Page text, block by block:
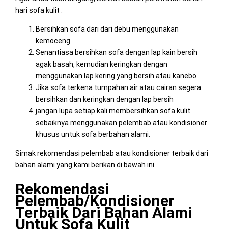
hari sofa kulit :
Bersihkan sofa dari dari debu menggunakan
kemoceng
Senantiasa bersihkan sofa dengan lap kain bersih
agak basah, kemudian keringkan dengan
menggunakan lap kering yang bersih atau kanebo
Jika sofa terkena tumpahan air atau cairan segera
bersihkan dan keringkan dengan lap bersih
jangan lupa setiap kali membersihkan sofa kulit
sebaiknya menggunakan pelembab atau kondisioner
khusus untuk sofa berbahan alami.
Simak rekomendasi pelembab atau kondisioner terbaik dari
bahan alami yang kami berikan di bawah ini.
Rekomendasi
Pelembab/Kondisioner
Terbaik Dari Bahan Alami
Untuk Sofa Kulit